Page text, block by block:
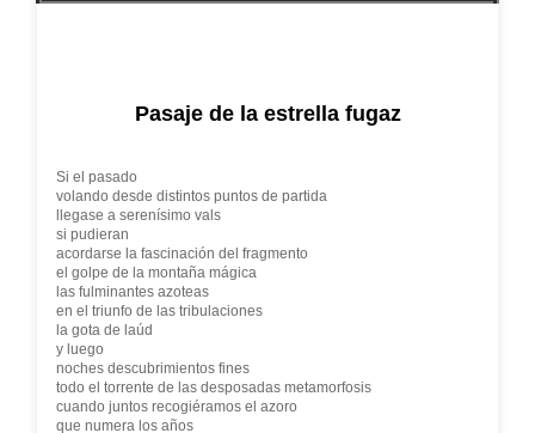
Pasaje de la estrella fugaz
Si el pasado
volando desde distintos puntos de partida
llegase a serenísimo vals
si pudieran
acordarse la fascinación del fragmento
el golpe de la montaña mágica
las fulminantes azoteas
en el triunfo de las tribulaciones
la gota de laúd
y luego
noches descubrimientos fines
todo el torrente de las desposadas metamorfosis
cuando juntos recogiéramos el azoro
que numera los años